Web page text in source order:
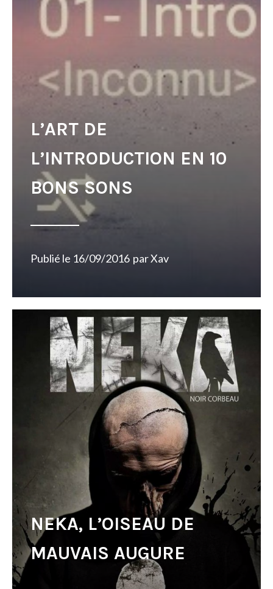
L’ART DE
L’INTRODUCTION EN 10
BONS SONS
Publié le 16/09/2016 parXav
NEKA, L’OISEAU DE
MAUVAIS AUGURE